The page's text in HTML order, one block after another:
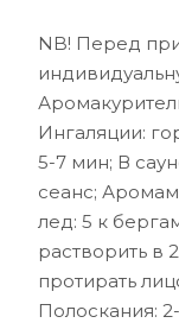
NB! Перед
Ингаляции:
5-7 мин; В
сеанс;
лед: 5 к
растворить в
протирать
Полоскания: